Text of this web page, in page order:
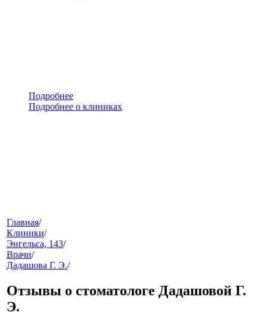
Подробнее
Подробнее о клиниках
меню
Главная/
Клиники/
Энгельса, 143/
Врачи/
Дадашова Г. Э./
Отзывы о стоматологе Дадашовой Г.
Э.